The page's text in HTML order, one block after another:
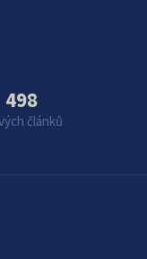
498
článků